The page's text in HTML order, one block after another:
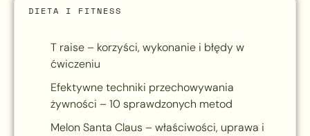
DIETA I FITNESS
T raise – korzyści, wykonanie i błędy w
ćwiczeniu
Efektywne techniki przechowywania
żywności – 10 sprawdzonych metod
Melon Santa Claus – właściwości, uprawa i